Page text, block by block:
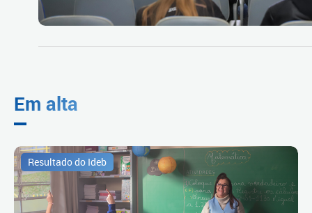
Em alta
Resultado do Ideb